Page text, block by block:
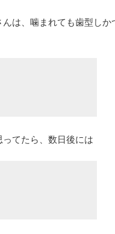
は、噛まれても歯型しか
てたら、数日後には